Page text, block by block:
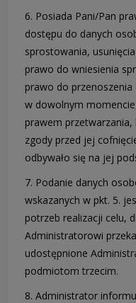
6. Posiada Pani/Pan
dostępu do danych
sprostowania,
prawo do wniesienia
prawo do
w dowolnym
prawem
zgody przed jej
odbywało się na jej
7. Podanie danych
wskazanych w pkt. 5.
potrzeb realizacji celu,
Administratorowi
udostępnione
podmiotom trzecim.
8. Administrator